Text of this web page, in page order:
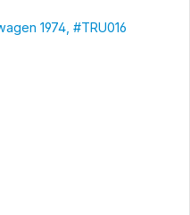
1974, #TRU016